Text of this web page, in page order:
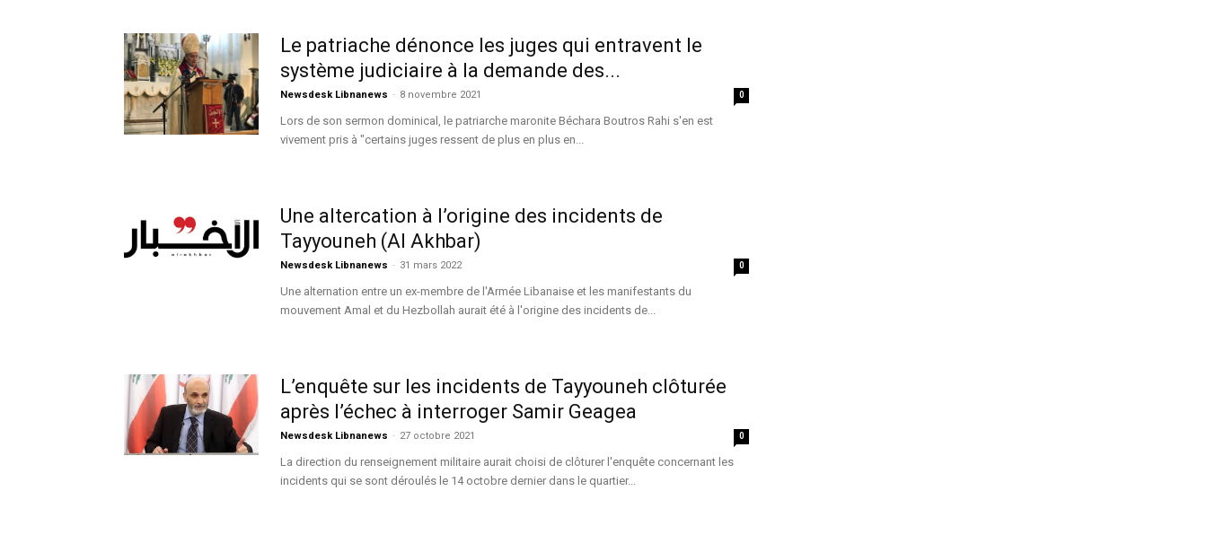
Le patriache dénonce les juges qui entravent le
système judiciaire à la demande des...
Newsdesk Libnanews - 8 novembre 2021 0
Lors de son sermon dominical, le patriarche maronite Béchara Boutros Rahi s'en est
vivement pris à "certains juges ressent de plus en plus en...
Une altercation à l’origine des incidents de
Tayyouneh (Al Akhbar)
Newsdesk Libnanews - 31 mars 2022 0
Une alternation entre un ex-membre de l'Armée Libanaise et les manifestants du
mouvement Amal et du Hezbollah aurait été à l'origine des incidents de...
L’enquête sur les incidents de Tayyouneh clôturée
après l’échec à interroger Samir Geagea
Newsdesk Libnanews - 27 octobre 2021 0
La direction du renseignement militaire aurait choisi de clôturer l'enquête concernant les
incidents qui se sont déroulés le 14 octobre dernier dans le quartier...